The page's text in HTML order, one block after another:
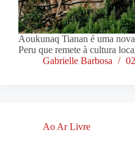
Aoukunaq Tianan é uma
Peru que remete à cultura
Gabrielle Barbosa
Ao Ar Livre